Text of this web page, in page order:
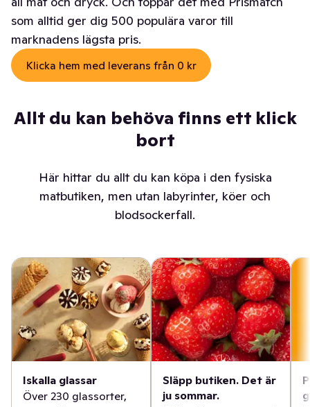
som alltid ger dig 500 populära varor till
marknadens lägsta pris.
Klicka hem med leverans från 0 kr
Allt du kan behöva finns ett klick
bort
Här hittar du allt du kan köpa i den fysiska
matbutiken, men utan labyrinter, köer och
blodsockerfall.
Iskalla glassar
Över 230 glassorter,
Släpp butiken. Det är
ju sommar.